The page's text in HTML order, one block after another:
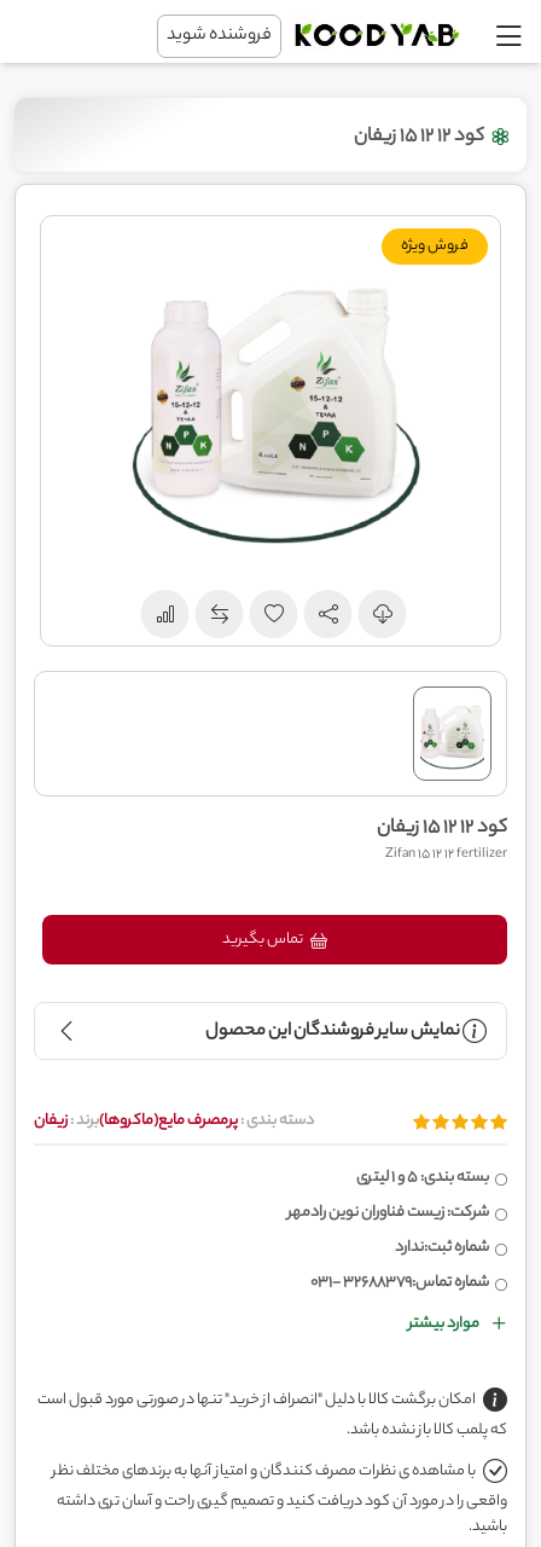
فروشنده شوید
کود 12 12 15 زیفان
فروش ویژه
کود 12 12 15 زیفان
Zifan 15 12 12 fertilizer
نمایش سایر فروشندگان این محصول
دسته بندی :پرمصرف مایع(ماکروها)برند :زیفان
بسته بندی: 5 و 1 لیتری
شرکت: زیست فناوران نوین رادمهر
شماره ثبت:ندارد
شماره تماس:32688379 -031
موارد بیشتر
امکان برگشت کالا با دلیل "انصراف از خرید" تنها در صورتی مورد قبول است
که پلمب کالا باز نشده باشد.
با مشاهده ی نظرات مصرف کنندگان و امتیاز آنها به برندهای مختلف نظر
واقعی را در مورد آن کود دریافت کنید و تصمیم گیری راحت و آسان تری داشته
باشید.